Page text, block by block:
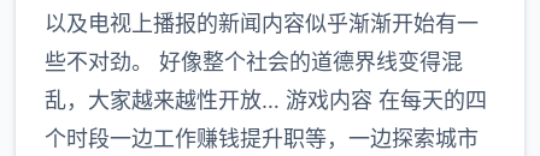
以及电视上播报的新闻内容似乎渐渐开始有一
些不对劲。 好像整个社会的道德界线变得混
乱，大家越来越性开放… 游戏内容 在每天的四
个时段一边工作赚钱提升职等，一边探索城市